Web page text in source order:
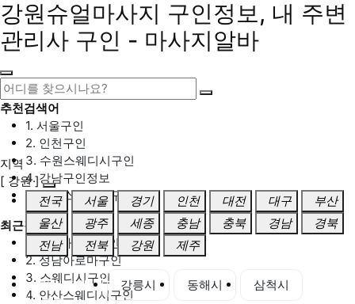
강원슈얼마사지 구인정보, 내 주변
관리사 구인 - 마사지알바
추천검색어
1. 서울구인
2. 인천구인
3. 수원스웨디시구인
4. 강남구인정보
5. 동탄스웨디시구인
최근검색어
1. 일산마사지구인
2. 성남아로마구인
3. 스웨디시구인
4. 안산스웨디시구인
지역
[ 강원 ]
전국
서울 경기 인천 대전 대구
부산
울산
광주 세종 충남 충북 경남
경북
전남
전북 강원 제주
강원 전체 강릉시 동해시 삼척시